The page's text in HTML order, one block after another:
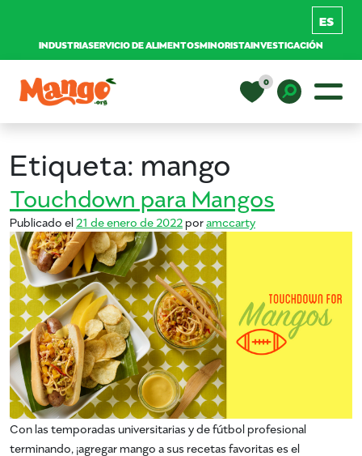
INDUSTRIASERVICIO DE ALIMENTOSMINORISTAINVESTIGACIÓN
Navegación principal
0
RECETAS
NUTRICIÓN
COMPRAR MANGOS
Etiqueta: mango
Touchdown para Mangos
Publicado el 21 de enero de 2022poramccarty
Con las temporadas universitarias y de fútbol profesional
terminando, ¡agregar mango a sus recetas favoritas es el